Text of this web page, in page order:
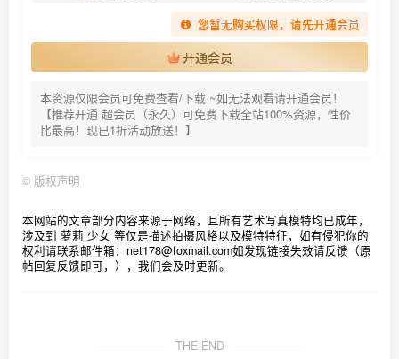
您暂无购买权限，请先开通会员
开通会员
本资源仅限会员可免费查看/下载 ~如无法观看请开通会员！
【推荐开通 超会员（永久）可免费下载全站100%资源，性价
比最高！现已1折活动放送！】
© 版权声明
本网站的文章部分内容来源于网络，且所有艺术写真模特均已成年，
涉及到 萝莉 少女 等仅是描述拍摄风格以及模特特征，如有侵犯你的
权利请联系邮件箱：net178@foxmail.com如发现链接失效请反馈（原
帖回复反馈即可，），我们会及时更新。
THE END